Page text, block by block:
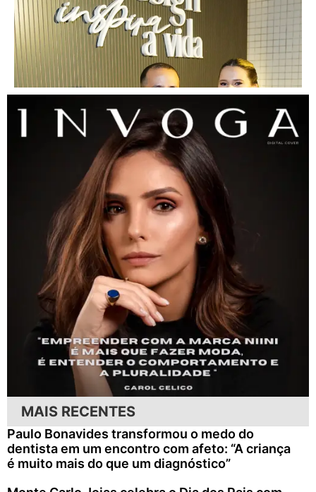
MAIS RECENTES
Paulo Bonavides transformou o medo do
dentista em um encontro com afeto: “A criança
é muito mais do que um diagnóstico”